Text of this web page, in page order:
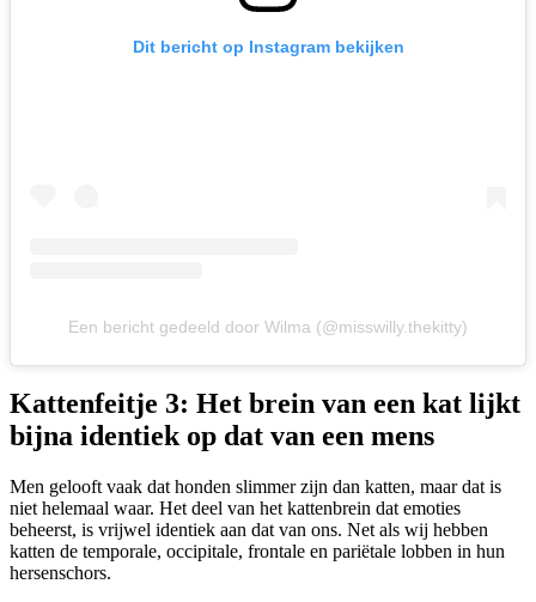
Dit bericht op Instagram bekijken
Een bericht gedeeld door Wilma (@misswilly.thekitty)
Kattenfeitje 3: Het brein van een kat lijkt
bijna identiek op dat van een mens
Men gelooft vaak dat honden slimmer zijn dan katten, maar dat is
niet helemaal waar. Het deel van het kattenbrein dat emoties
beheerst, is vrijwel identiek aan dat van ons. Net als wij hebben
katten de temporale, occipitale, frontale en pariëtale lobben in hun
hersenschors.